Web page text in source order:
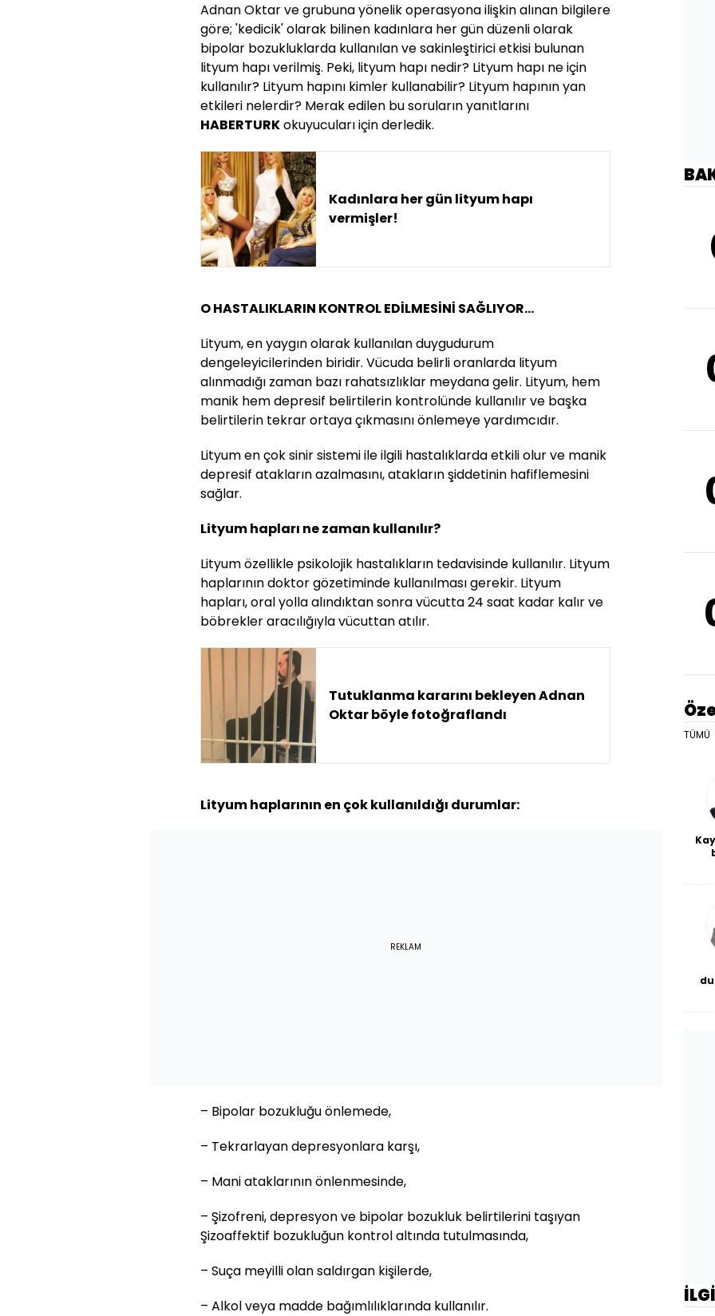
Adnan Oktar ve grubuna yönelik operasyona ilişkin alınan bilgilere
göre; 'kedicik' olarak bilinen kadınlara her gün düzenli olarak
bipolar bozukluklarda kullanılan ve sakinleştirici etkisi bulunan
lityum hapı verilmiş. Peki, lityum hapı nedir? Lityum hapı ne için
kullanılır? Lityum hapını kimler kullanabilir? Lityum hapının yan
etkileri nelerdir? Merak edilen bu soruların yanıtlarını
HABERTURKokuyucuları için derledik.
Kadınlara her gün lityum hapı
vermişler!
O HASTALIKLARIN KONTROL EDİLMESİNİ SAĞLIYOR...
Lityum, en yaygın olarak kullanılan duygudurum
dengeleyicilerinden biridir. Vücuda belirli oranlarda lityum
alınmadığı zaman bazı rahatsızlıklar meydana gelir. Lityum, hem
manik hem depresif belirtilerin kontrolünde kullanılır ve başka
belirtilerin tekrar ortaya çıkmasını önlemeye yardımcıdır.
Lityum en çok sinir sistemi ile ilgili hastalıklarda etkili olur ve manik
depresif atakların azalmasını, atakların şiddetinin hafiflemesini
sağlar.
Lityum hapları ne zaman kullanılır?
Lityum özellikle psikolojik hastalıkların tedavisinde kullanılır. Lityum
haplarının doktor gözetiminde kullanılması gerekir. Lityum
hapları, oral yolla alındıktan sonra vücutta 24 saat kadar kalır ve
böbrekler aracılığıyla vücuttan atılır.
Tutuklanma kararını bekleyen Adnan
Oktar böyle fotoğraflandı
Lityum haplarının en çok kullanıldığı durumlar:
REKLAM
– Bipolar bozukluğu önlemede,
– Tekrarlayan depresyonlara karşı,
– Mani ataklarının önlenmesinde,
– Şizofreni, depresyon ve bipolar bozukluk belirtilerini taşıyan
Şizoaffektif bozukluğun kontrol altında tutulmasında,
– Suça meyilli olan saldırgan kişilerde,
– Alkol veya madde bağımlılıklarında kullanılır.
TÜMÜ